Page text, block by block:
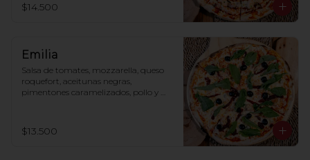
$14.500
Emilia
Salsa de tomates, mozzarella, queso
roquefort, aceitunas negras,
pimentones caramelizados, pollo y
$13.500